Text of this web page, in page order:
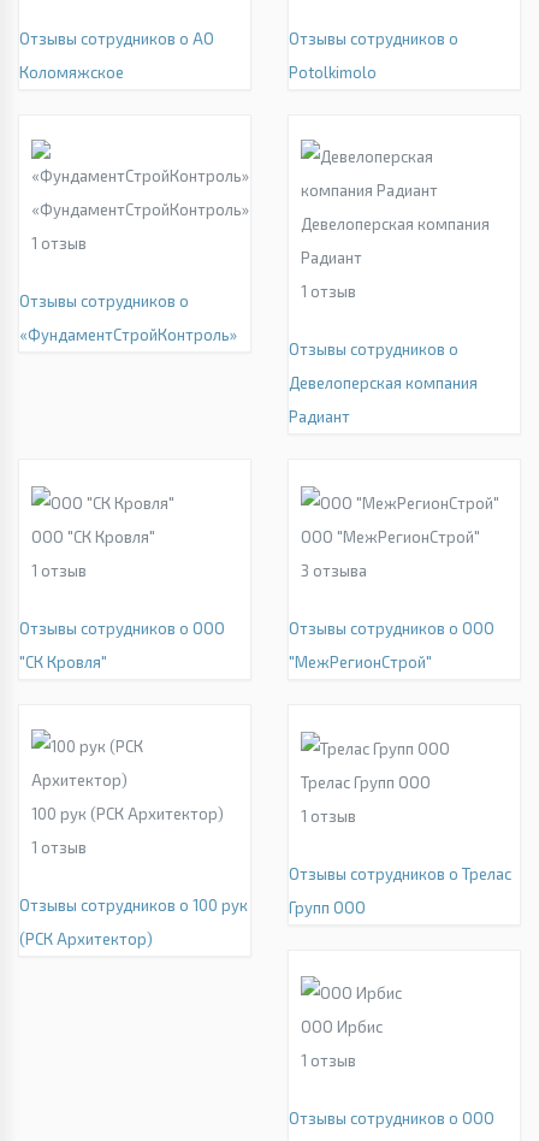
Отзывы сотрудников о АО
Коломяжское
Отзывы сотрудников о
Potolkimolo
«ФундаментСтройКонтроль»
1 отзыв
Отзывы сотрудников о
«ФундаментСтройКонтроль»
Девелоперская компания
Радиант
1 отзыв
Отзывы сотрудников о
Девелоперская компания
Радиант
ООО "СК Кровля"
1 отзыв
Отзывы сотрудников о ООО
"СК Кровля"
ООО "МежРегионСтрой"
3 отзыва
Отзывы сотрудников о ООО
"МежРегионСтрой"
100 рук (РСК Архитектор)
1 отзыв
Отзывы сотрудников о 100 рук
(РСК Архитектор)
Трелас Групп ООО
1 отзыв
Отзывы сотрудников о Трелас
Групп ООО
ООО Ирбис
1 отзыв
Отзывы сотрудников о ООО